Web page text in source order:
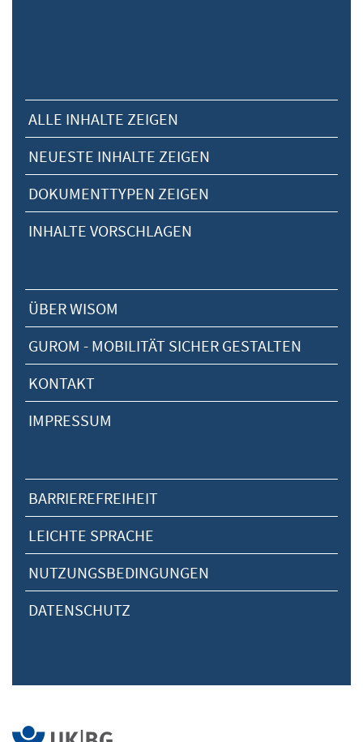
ALLE INHALTE ZEIGEN
NEUESTE INHALTE ZEIGEN
DOKUMENTTYPEN ZEIGEN
INHALTE VORSCHLAGEN
ÜBER WISOM
GUROM - MOBILITÄT SICHER GESTALTEN
KONTAKT
IMPRESSUM
BARRIEREFREIHEIT
LEICHTE SPRACHE
NUTZUNGSBEDINGUNGEN
DATENSCHUTZ